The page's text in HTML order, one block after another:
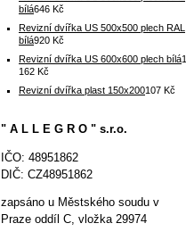
bílá646 Kč
Revizní dvířka US 500x500 plech RAL
bílá920 Kč
Revizní dvířka US 600x600 plech bílá1
162 Kč
Revizní dvířka plast 150x200107 Kč
" A L L E G R O " s.r.o.
IČO: 48951862
DIČ: CZ48951862
zapsáno u Městského soudu v
Praze oddíl C, vložka 29974